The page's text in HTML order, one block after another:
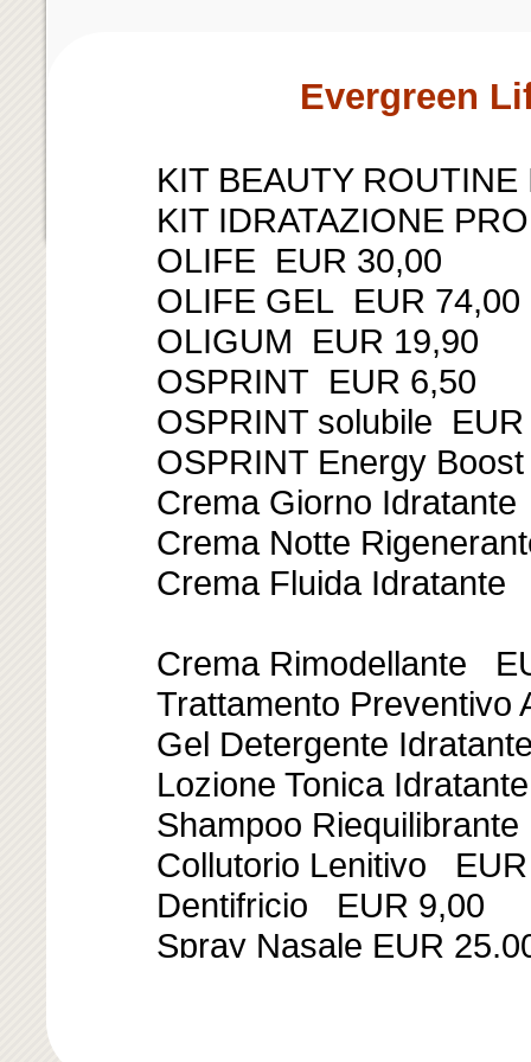
Evergreen
KIT BEAUTY
KIT IDRATAZIONE
OLIFE EUR 30,00
OLIFE GEL EUR 74,00
OLIGUM EUR 19,90
OSPRINT EUR 6,50
OSPRINT solubile
OSPRINT Energy
Crema Giorno
Crema Notte
Crema Fluida Idratante
Crema Rimodellante
Trattamento
Gel Detergente
Lozione Tonica
Shampoo
Collutorio Lenitivo
Dentifricio EUR 9,00
Spray Nasale EUR
vieillissemen
Aliment complémentaire
général du chat adulte.
OLIVUM®
-Olidog 500 ml
Aliment complémentaire
général des chiens
90% d' OLIVUM®
Detalles y precios
extraído de las
A continuación,
Olifebasado en
Evergreen Life